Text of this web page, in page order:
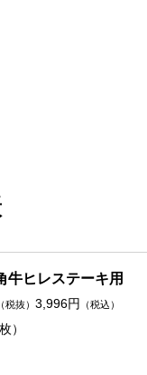
牛ヒレステーキ用
（税抜）3,996円 （税込）
）